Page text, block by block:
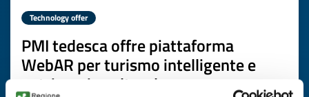
Technology offer
PMI tedesca offre piattaforma
WebAR per turismo intelligente e
patrimonio culturale